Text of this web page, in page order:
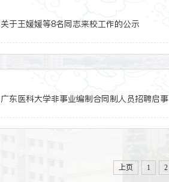
关于王媛媛等8名同志来校工作的公示
广东医科大学非事业编制合同制人员招聘启事
上页 1 2